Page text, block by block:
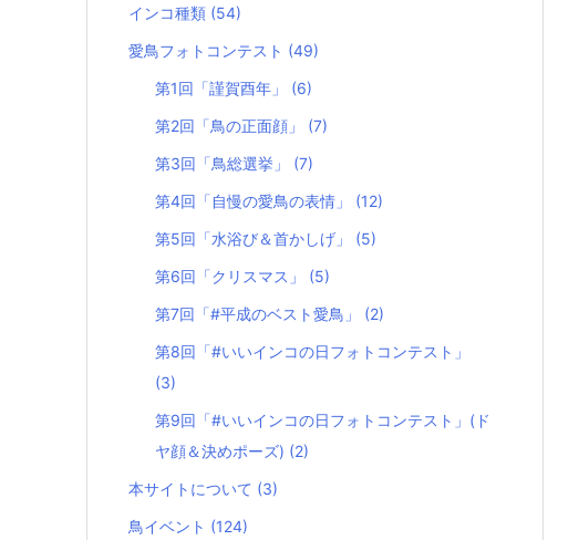
インコ種類 (54)
愛鳥フォトコンテスト (49)
第1回「謹賀酉年」 (6)
第2回「鳥の正面顔」 (7)
第3回「鳥総選挙」 (7)
第4回「自慢の愛鳥の表情」 (12)
第5回「水浴び＆首かしげ」 (5)
第6回「クリスマス」 (5)
第7回「#平成のベスト愛鳥」 (2)
第8回「#いいインコの日フォトコンテスト」
(3)
第9回「#いいインコの日フォトコンテスト」(ド
ヤ顔＆決めポーズ) (2)
本サイトについて (3)
鳥イベント (124)